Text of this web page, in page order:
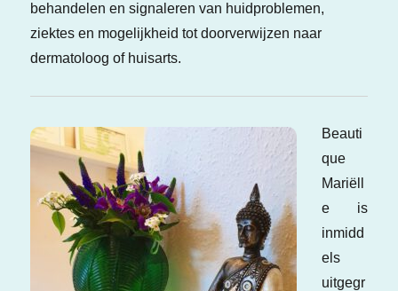
behandelen en signaleren van huidproblemen,
ziektes en mogelijkheid tot doorverwijzen naar
dermatoloog of huisarts.
Beauti
que
Mariëll
e is
inmidd
els
uitgegr